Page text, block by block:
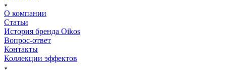
О компании
Статьи
История бренда Oikos
Вопрос-ответ
Контакты
Коллекции эффектов